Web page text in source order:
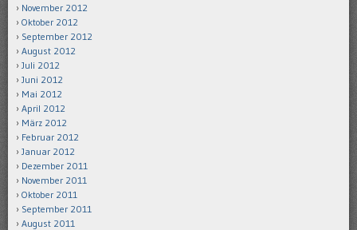
November 2012
Oktober 2012
September 2012
August 2012
Juli 2012
Juni 2012
Mai 2012
April 2012
März 2012
Februar 2012
Januar 2012
Dezember 2011
November 2011
Oktober 2011
September 2011
August 2011